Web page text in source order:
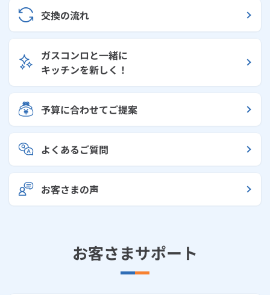
交換の流れ
ガスコンロと一緒に
キッチンを新しく！
予算に合わせてご提案
よくあるご質問
お客さまの声
お客さまサポート